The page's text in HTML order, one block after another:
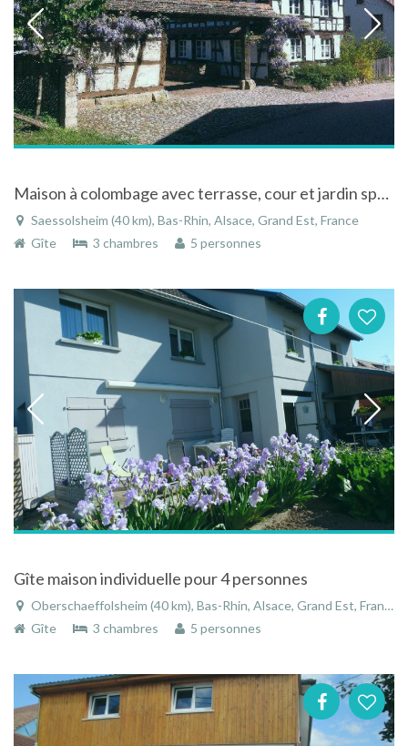
Maison à colombage avec terrasse, cour et jardin spacieux à Saessolsheim en Alsace
Saessolsheim (40 km), Bas-Rhin, Alsace, Grand Est, France
Gîte
3 chambres 5 personnes
Gîte maison individuelle pour 4 personnes
Oberschaeffolsheim (40 km), Bas-Rhin, Alsace, Grand Est, France
Gîte
3 chambres 5 personnes